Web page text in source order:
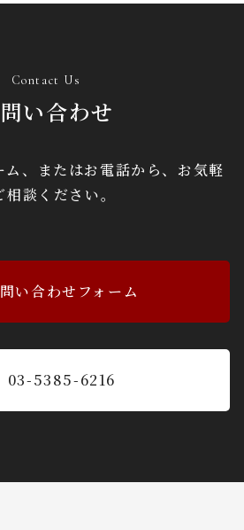
Contact Us
い合わせ
、またはお電話から、お気軽
相談ください。
い合わせフォーム
03-5385-6216